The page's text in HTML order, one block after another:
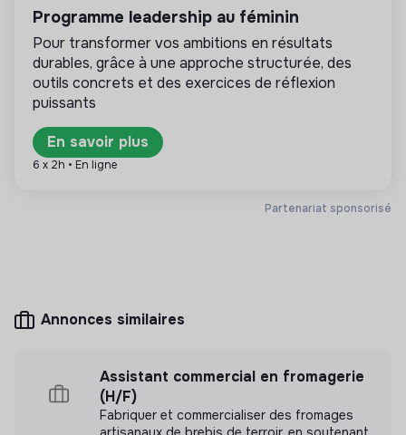
améliorer son impact social et environnemental.
Seuls les emplois contribuant directement à cette
transition sont publiés ici, comme responsable
RSE ou chef de projet bilan carbone.
Plus d'informations
Personnes âgées
Partenariat sponsorisé
Programme leadership au féminin
Pour transformer vos ambitions en résultats
durables, grâce à une approche structurée, des
outils concrets et des exercices de réflexion
puissants
En savoir plus
6 x 2h • En ligne
Annonces similaires
Assistant commercial en fromagerie
(H/F)
Fabriquer et commercialiser des fromages